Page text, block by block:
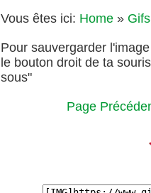
Vous êtes ici: Home »
Pour sauvergarder
le bouton droit de ta
sous"
Page